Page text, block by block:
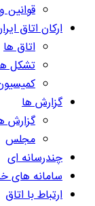
قوانین
ارکان اتاق
اتاق ها
تشکل
گزارش ها
گزارش
مجلس
چندرسانه ای
سامانه های
ارتباط با اتاق